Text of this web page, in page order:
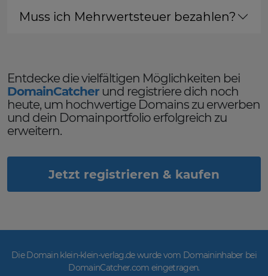
Muss ich Mehrwertsteuer bezahlen?
Entdecke die vielfältigen Möglichkeiten bei
DomainCatcher und registriere dich noch
heute, um hochwertige Domains zu erwerben
und dein Domainportfolio erfolgreich zu
erweitern.
Jetzt registrieren & kaufen
Die Domain klein-klein-verlag.de wurde vom Domaininhaber bei
DomainCatcher.com eingetragen.